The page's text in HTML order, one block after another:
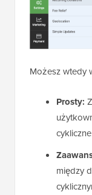
Możesz wtedy
Prosty:
między